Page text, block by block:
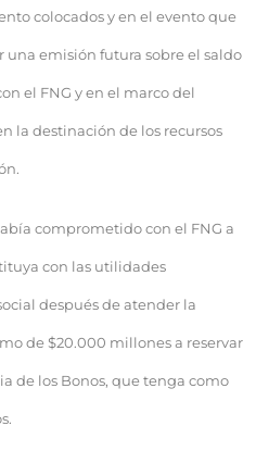
colocados y en el evento que
una emisión futura sobre el saldo
el FNG y en el marco del
la destinación de los recursos
comprometido con el FNG a
con las utilidades
después de atender la
de $20.000 millones a reservar
de los Bonos, que tenga como